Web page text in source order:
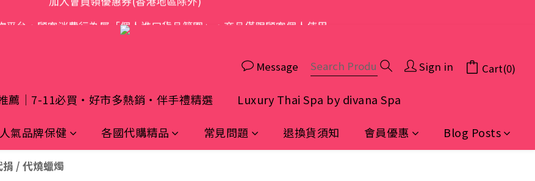
歡迎光臨 S.A.W
歡迎光臨 S.A.W
Message Sign in Cart(0)
薦｜7-11必買・好市多熱銷・伴手禮精選 Luxury Thai Spa by divana Spa
人氣品牌保健 各國代購精品 常見問題 退換貨須知 會員優惠 Blog Posts
/ 代燒蠟燭